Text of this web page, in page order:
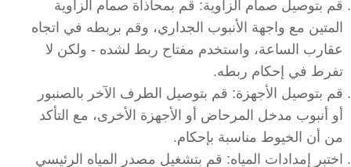
قم بتوصيل صمام الزاوية: قم بمحاذاة صمام الزاوية
المتين مع واجهة الأنبوب الجداري، وقم بربطه في اتجاه
عقارب الساعة، واستخدم مفتاح ربط لشده - ولكن لا
تفرط في إحكام ربطه.
قم بتوصيل الأجهزة: قم بتوصيل الطرف الآخر بالصنبور
أو أنبوب مدخل المرحاض أو الأجهزة الأخرى، مع التأكد
من أن الخيوط مناسبة بإحكام.
اختبر إمدادات المياه: قم بتشغيل مصدر المياه الرئيسي